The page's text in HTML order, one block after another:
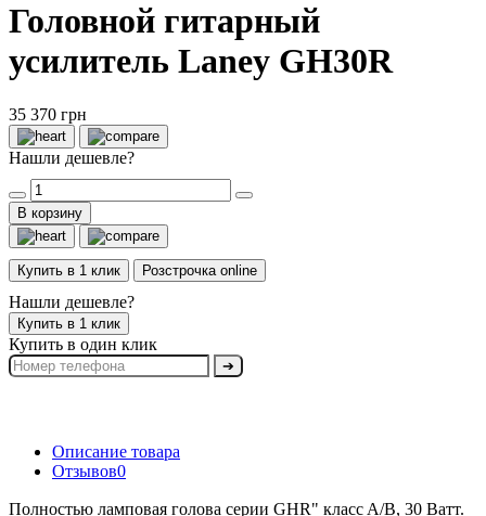
Головной гитарный
усилитель Laney GH30R
35 370 грн
Нашли дешевле?
В корзину
Купить в 1 клик Розстрочка online
Нашли дешевле?
Купить в 1 клик
Купить в один клик
➔
Описание товара
Отзывов0
Полностью ламповая голова серии GHR" класc A/B, 30 Ватт.